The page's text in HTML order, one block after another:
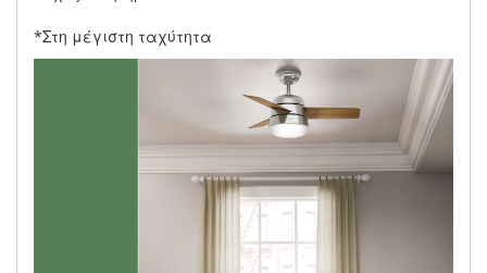
*Στη μέγιστη ταχύτητα